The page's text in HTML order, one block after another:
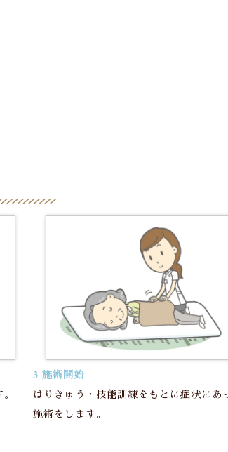
3 施術開始
はりきゅう・技能訓練をもとに症状にあ
施術をします。